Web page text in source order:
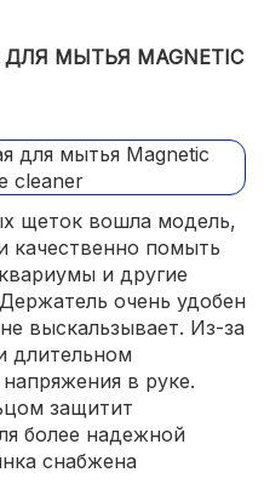
МЫТЬЯ MAGNETIC
щеток вошла модель,
качественно помыть
и другие
очень удобен
выскальзывает. Из-за
длительном
в руке.
защитит
более надежной
снабжена